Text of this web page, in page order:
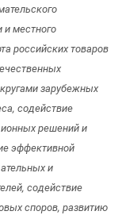
и местного
российских товаров
зарубежных
содействие
решений и
эффективной
и
содействие
споров, развитию